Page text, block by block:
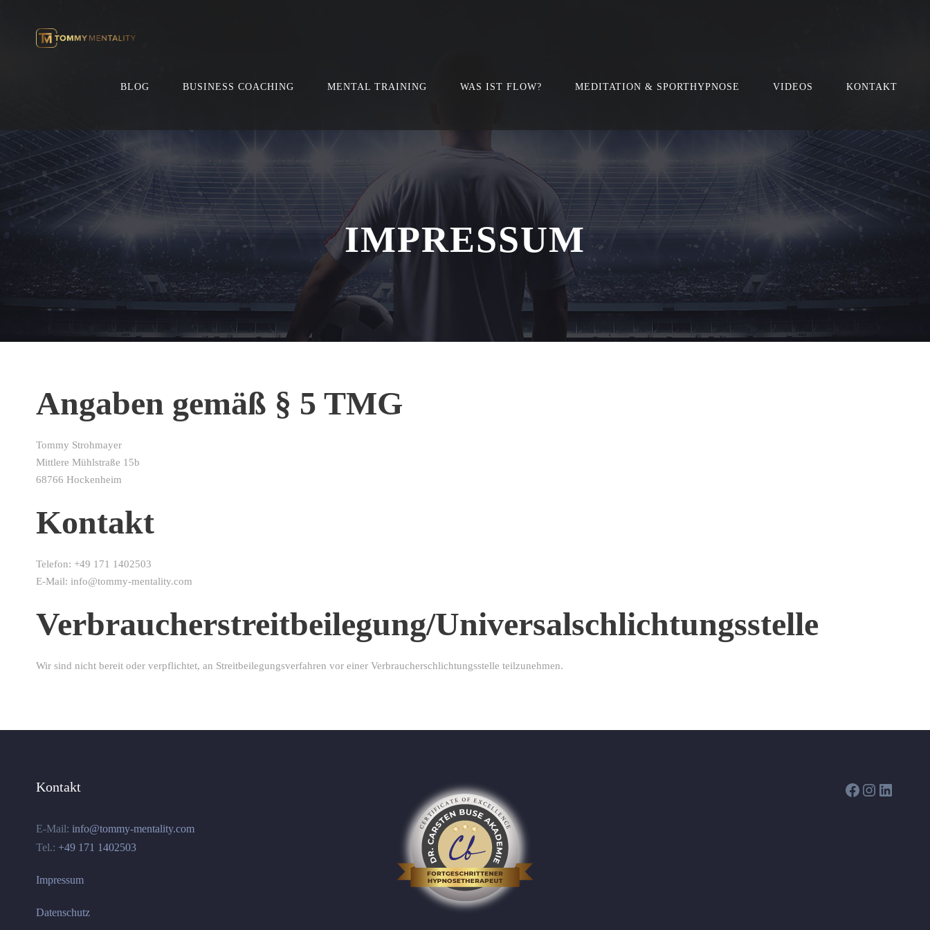
BLOG BUSINESS COACHING MENTAL TRAINING WAS IST FLOW? MEDITATION & SPORTHYPNOSE VIDEOS KONTAKT
IMPRESSUM
Angaben gemäß § 5 TMG
Tommy Strohmayer
Mittlere Mühlstraße 15b
68766 Hockenheim
Kontakt
Telefon: +49 171 1402503
E-Mail: info@tommy-mentality.com
Verbraucher­streit­beilegung/Universal­schlichtungs­stelle
Wir sind nicht bereit oder verpflichtet, an Streitbeilegungsverfahren vor einer Verbraucherschlichtungsstelle teilzunehmen.
Kontakt
E-Mail: info@tommy-mentality.com
Tel.: +49 171 1402503
Impressum
Datenschutz
Facebook Instagram LinkedIn